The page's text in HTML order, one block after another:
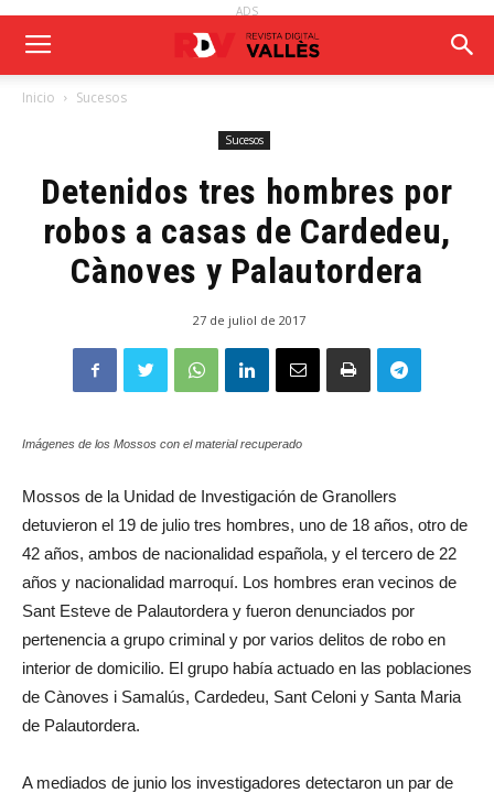
ADS
Inicio Sucesos
Sucesos
Detenidos tres hombres por
robos a casas de Cardedeu,
Cànoves y Palautordera
27 de juliol de 2017
Imágenes de los Mossos con el material recuperado
Mossos de la Unidad de Investigación de Granollers
detuvieron el 19 de julio tres hombres, uno de 18 años, otro de
42 años, ambos de nacionalidad española, y el tercero de 22
años y nacionalidad marroquí. Los hombres eran vecinos de
Sant Esteve de Palautordera y fueron denunciados por
pertenencia a grupo criminal y por varios delitos de robo en
interior de domicilio. El grupo había actuado en las poblaciones
de Cànoves i Samalús, Cardedeu, Sant Celoni y Santa Maria
de Palautordera.
A mediados de junio los investigadores detectaron un par de